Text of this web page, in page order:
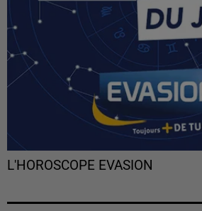
L'HOROSCOPE EVASION